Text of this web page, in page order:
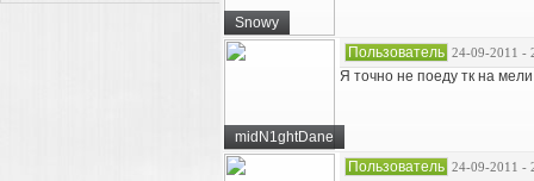
Snowy
midN1ghtDane
Пользователь 24-09-2011 -
Я точно не поеду тк на
Пользователь 24-09-2011 -